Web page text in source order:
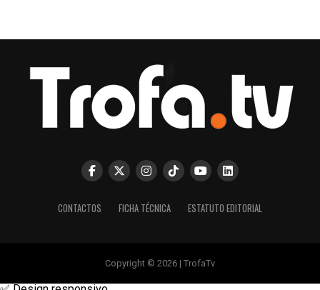
CONTACTOS FICHA TÉCNICA ESTATUTO EDITORIAL
Copyright © 2026 | TrofaTv